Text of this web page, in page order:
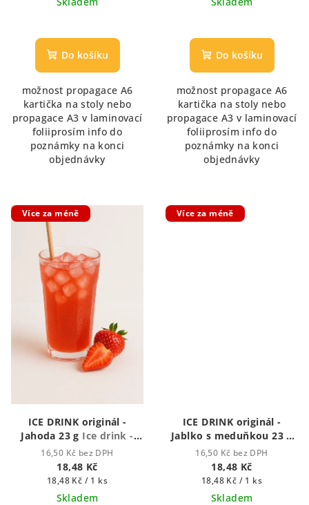
hodnocení
produktu
z
5
hvězdiček.
Do košíku
možnost propagace A6
kartička na stoly nebo
propagace A3 v laminovací
foliiprosím info do
poznámky na konci
objednávky
Do košíku
možnost propagace A6
kartička na stoly nebo
propagace A3 v laminovací
foliiprosím info do
poznámky na konci
objednávky
Více za méně
ICE DRINK originál -
Jahoda 23 g Ice drink -
ledový nápoj
16,50 Kč bez DPH
18,48 Kč
Měrná
cena:
18,48 Kč / 1 ks
Skladem
Více za méně
ICE DRINK originál -
Jablko s meduňkou 23 g
Ice drink - ledový nápoj
16,50 Kč bez DPH
18,48 Kč
Měrná
cena:
18,48 Kč / 1 ks
Skladem